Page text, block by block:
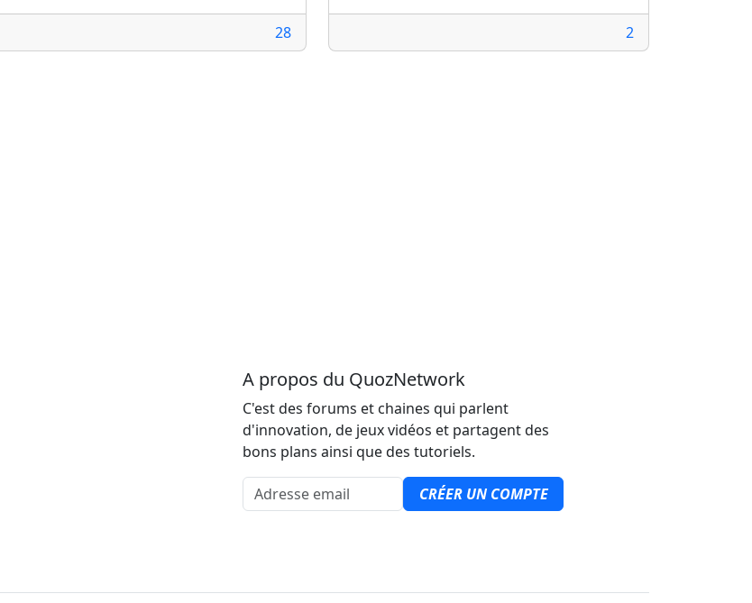
28 2
A propos du QuozNetwork
C'est des forums et chaines qui parlent
d'innovation, de jeux vidéos et partagent des
bons plans ainsi que des tutoriels.
Adresse email
CRÉER UN COMPTE